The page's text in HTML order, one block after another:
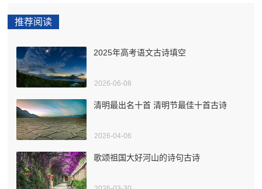
推荐阅读
2025年高考语文古诗填空
2026-06-08
清明最出名十首 清明节最佳十首古诗
2026-04-06
歌颂祖国大好河山的诗句古诗